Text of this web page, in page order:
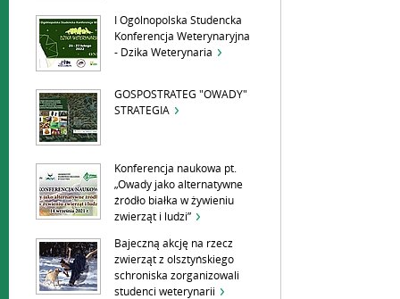
I Ogólnopolska Studencka
Konferencja Weterynaryjna
- Dzika Weterynaria
GOSPOSTRATEG "OWADY"
STRATEGIA
Konferencja naukowa pt.
„Owady jako alternatywne
źródło białka w żywieniu
zwierząt i ludzi”
Bajeczną akcję na rzecz
zwierząt z olsztyńskiego
schroniska zorganizowali
studenci weterynarii